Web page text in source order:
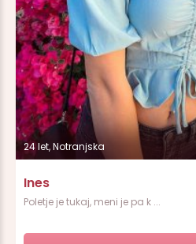
24 let, Notranjska
Ines
Poletje je tukaj, meni je pa k ...